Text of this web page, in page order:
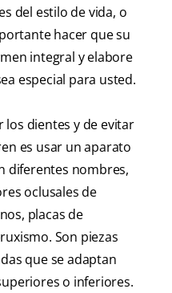
del estilo de vida, o
hacer que su
integral y elabore
especial para usted.
dientes y de evitar
es usar un aparato
diferentes nombres,
oclusales de
placas de
Son piezas
que se adaptan
o inferiores.